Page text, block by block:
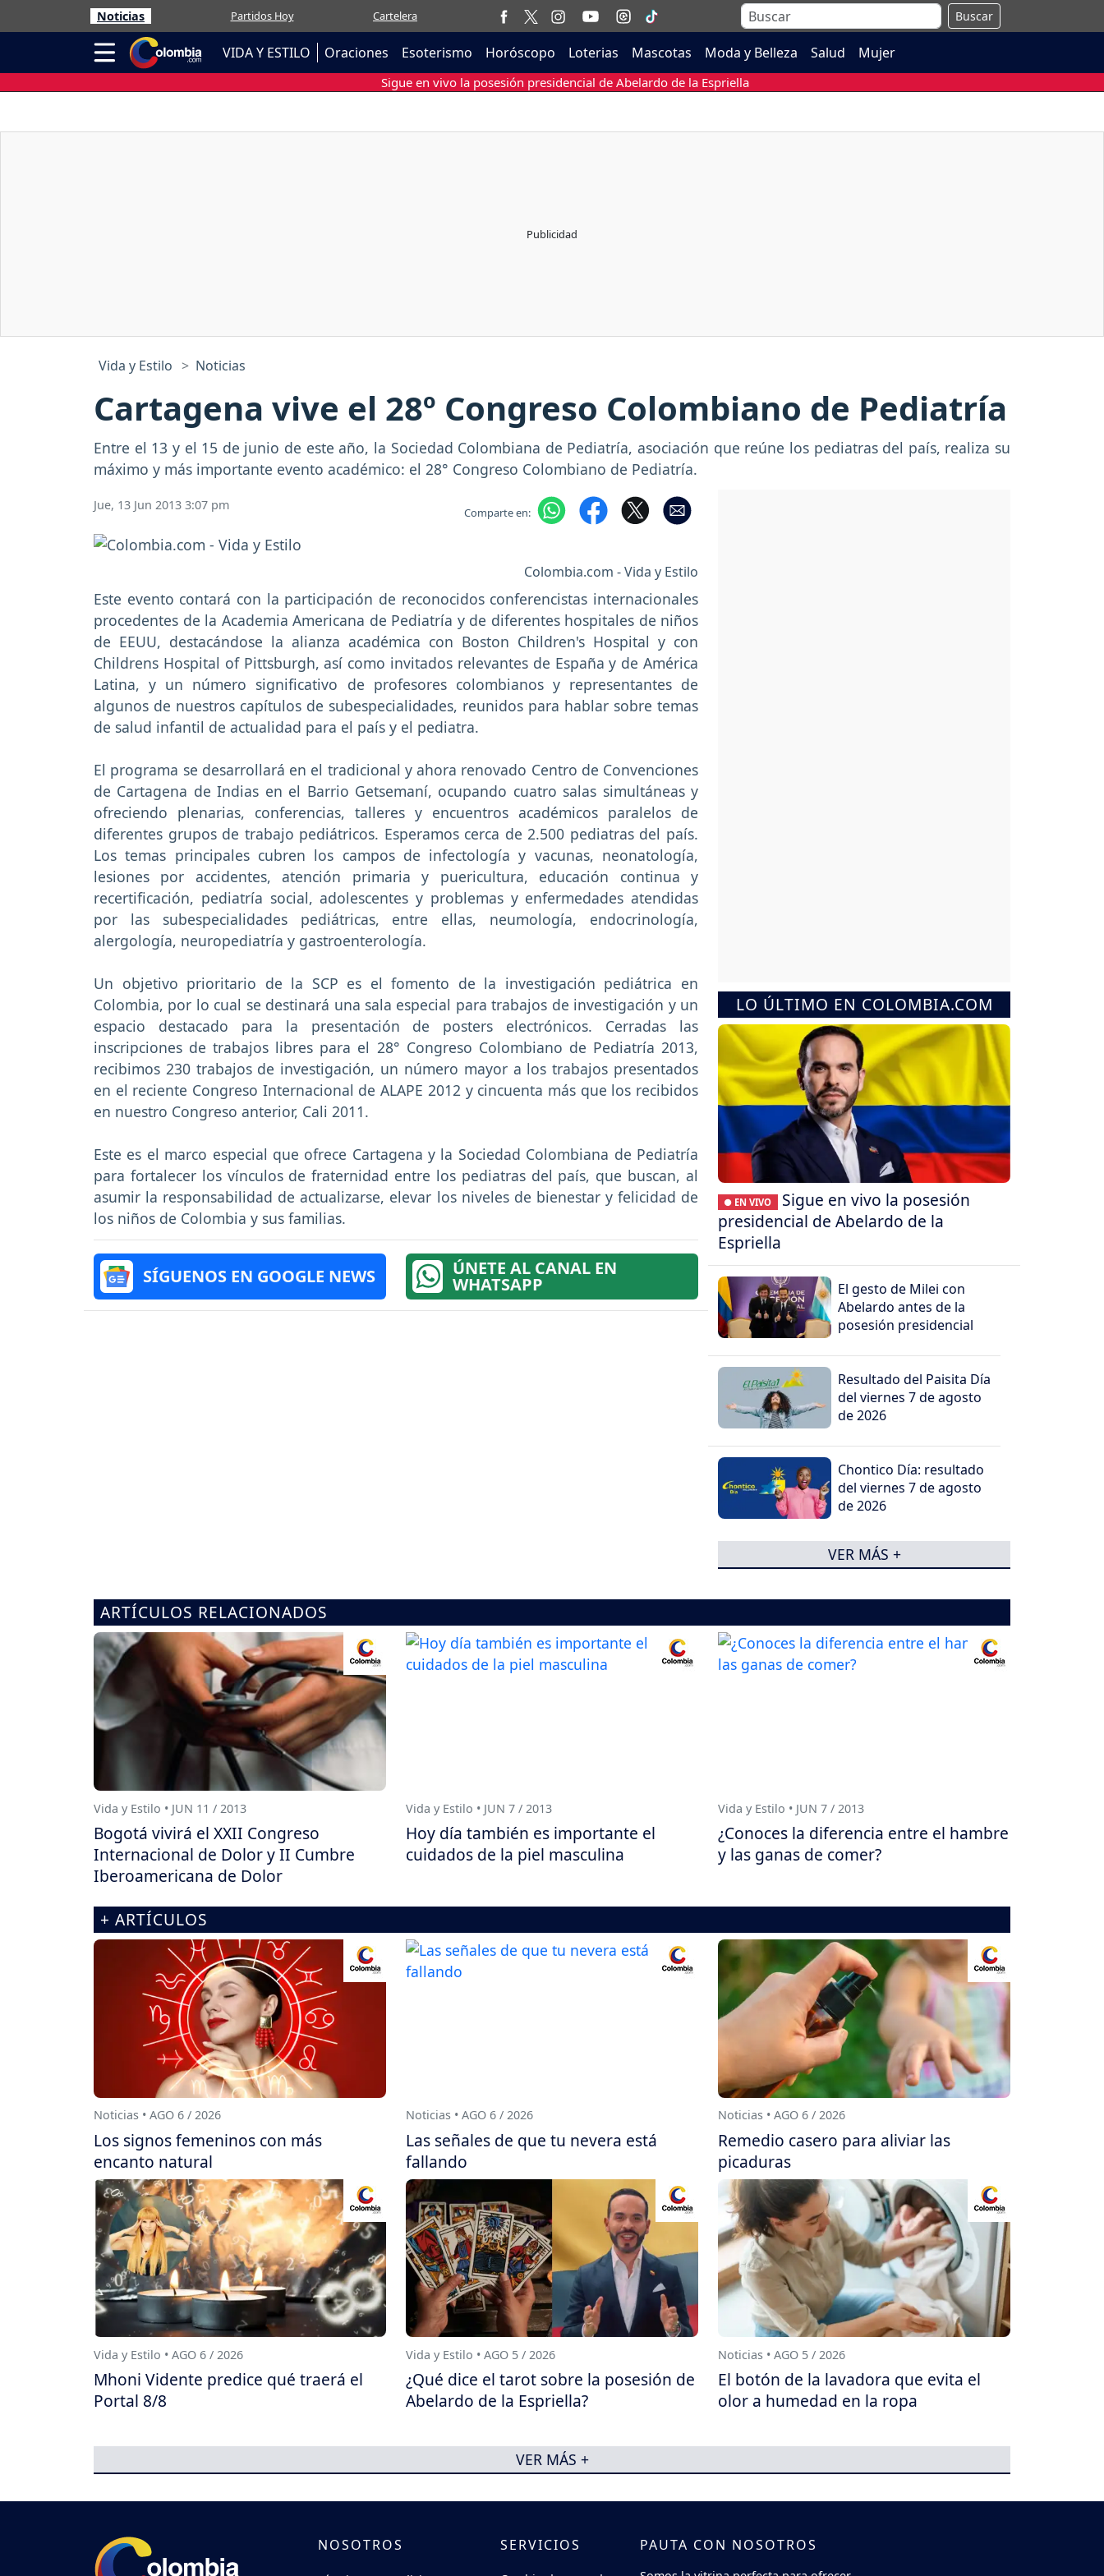
Noticias Partidos Hoy Cartelera Buscar
VIDA Y ESTILO Oraciones Esoterismo Horóscopo Loterias Mascotas Moda y Belleza Salud Mujer
Sigue en vivo la posesión presidencial de Abelardo de la Espriella
Vida y Estilo Noticias
Cartagena vive el 28º Congreso Colombiano de Pediatría
Entre el 13 y el 15 de junio de este año, la Sociedad Colombiana de Pediatría, asociación que reúne los pediatras del país, realiza su
máximo y más importante evento académico: el 28° Congreso Colombiano de Pediatría.
Jue, 13 Jun 2013 3:07 pm Comparte en:
Colombia.com - Vida y Estilo
Este evento contará con la participación de reconocidos conferencistas internacionales
procedentes de la Academia Americana de Pediatría y de diferentes hospitales de niños
de EEUU, destacándose la alianza académica con Boston Children's Hospital y con
Childrens Hospital of Pittsburgh, así como invitados relevantes de España y de América
Latina, y un número significativo de profesores colombianos y representantes de
algunos de nuestros capítulos de subespecialidades, reunidos para hablar sobre temas
de salud infantil de actualidad para el país y el pediatra.
El programa se desarrollará en el tradicional y ahora renovado Centro de Convenciones
de Cartagena de Indias en el Barrio Getsemaní, ocupando cuatro salas simultáneas y
ofreciendo plenarias, conferencias, talleres y encuentros académicos paralelos de
diferentes grupos de trabajo pediátricos. Esperamos cerca de 2.500 pediatras del país.
Los temas principales cubren los campos de infectología y vacunas, neonatología,
lesiones por accidentes, atención primaria y puericultura, educación continua y
recertificación, pediatría social, adolescentes y problemas y enfermedades atendidas
por las subespecialidades pediátricas, entre ellas, neumología, endocrinología,
alergología, neuropediatría y gastroenterología.
Un objetivo prioritario de la SCP es el fomento de la investigación pediátrica en
Colombia, por lo cual se destinará una sala especial para trabajos de investigación y un
espacio destacado para la presentación de posters electrónicos. Cerradas las
inscripciones de trabajos libres para el 28° Congreso Colombiano de Pediatría 2013,
recibimos 230 trabajos de investigación, un número mayor a los trabajos presentados
en el reciente Congreso Internacional de ALAPE 2012 y cincuenta más que los recibidos
en nuestro Congreso anterior, Cali 2011.
Este es el marco especial que ofrece Cartagena y la Sociedad Colombiana de Pediatría
para fortalecer los vínculos de fraternidad entre los pediatras del país, que buscan, al
asumir la responsabilidad de actualizarse, elevar los niveles de bienestar y felicidad de
los niños de Colombia y sus familias.
SÍGUENOS EN GOOGLE NEWS ÚNETE AL CANAL EN
WHATSAPP
LO ÚLTIMO EN COLOMBIA.COM
● EN VIVO
Sigue en vivo la posesión
presidencial de Abelardo de la
Espriella
El gesto de Milei con
Abelardo antes de la
posesión presidencial
Resultado del Paisita Día
del viernes 7 de agosto
de 2026
Chontico Día: resultado
del viernes 7 de agosto
de 2026
VER MÁS +
ARTÍCULOS RELACIONADOS
Vida y Estilo • JUN 11 / 2013
Bogotá vivirá el XXII Congreso
Internacional de Dolor y II Cumbre
Iberoamericana de Dolor
Vida y Estilo • JUN 7 / 2013
Hoy día también es importante el
cuidados de la piel masculina
Vida y Estilo • JUN 7 / 2013
¿Conoces la diferencia entre el hambre
y las ganas de comer?
+ ARTÍCULOS
Noticias • AGO 6 / 2026
Los signos femeninos con más
encanto natural
Noticias • AGO 6 / 2026
Las señales de que tu nevera está
fallando
Noticias • AGO 6 / 2026
Remedio casero para aliviar las
picaduras
Vida y Estilo • AGO 6 / 2026
Mhoni Vidente predice qué traerá el
Portal 8/8
Vida y Estilo • AGO 5 / 2026
¿Qué dice el tarot sobre la posesión de
Abelardo de la Espriella?
Noticias • AGO 5 / 2026
El botón de la lavadora que evita el
olor a humedad en la ropa
VER MÁS +
NOSOTROS SERVICIOS PAUTA CON NOSOTROS